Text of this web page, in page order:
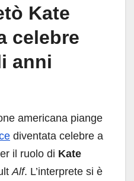
Kate
celebre
anni
americana piange
diventata celebre a
il ruolo di Kate
Alf. L’interprete si è